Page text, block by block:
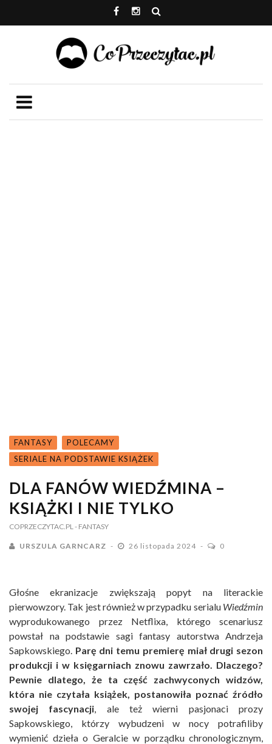
FANTASY
POLECAMY
SERIALE NA PODSTAWIE KSIĄŻEK
DLA FANÓW WIEDŹMINA –
KSIĄŻKI I NIE TYLKO
COPRZECZYTAC.PL - FANTASY
URSZULA GARNCARZ 26 listopada 2024 0
Głośne ekranizacje zwiększają popyt na literackie
pierwowzory. Tak jest również w przypadku serialu Wiedźmin
wyprodukowanego przez Netflixa, którego scenariusz
powstał na podstawie sagi fantasy autorstwa Andrzeja
Sapkowskiego. Parę dni temu premierę miał drugi sezon
produkcji i w księgarniach znowu zawrzało. Dlaczego?
Pewnie dlatego, że ta część zachwyconych widzów,
która nie czytała książek, postanowiła poznać źródło
swojej fascynacji, ale też wierni pasjonaci prozy
Sapkowskiego, którzy wybudzeni w nocy potrafiliby
wymienić dzieła o Geralcie w porządku chronologicznym,